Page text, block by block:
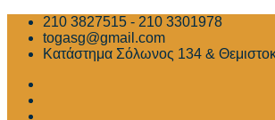
Skip
content
210 3827515 - 210 3301978
togasg@gmail.com
Κατάστημα Σόλωνος 134 &